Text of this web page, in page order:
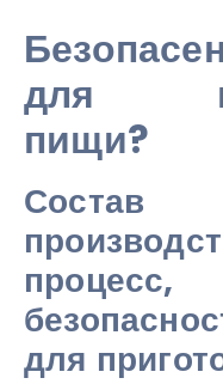
для
пищи?
для